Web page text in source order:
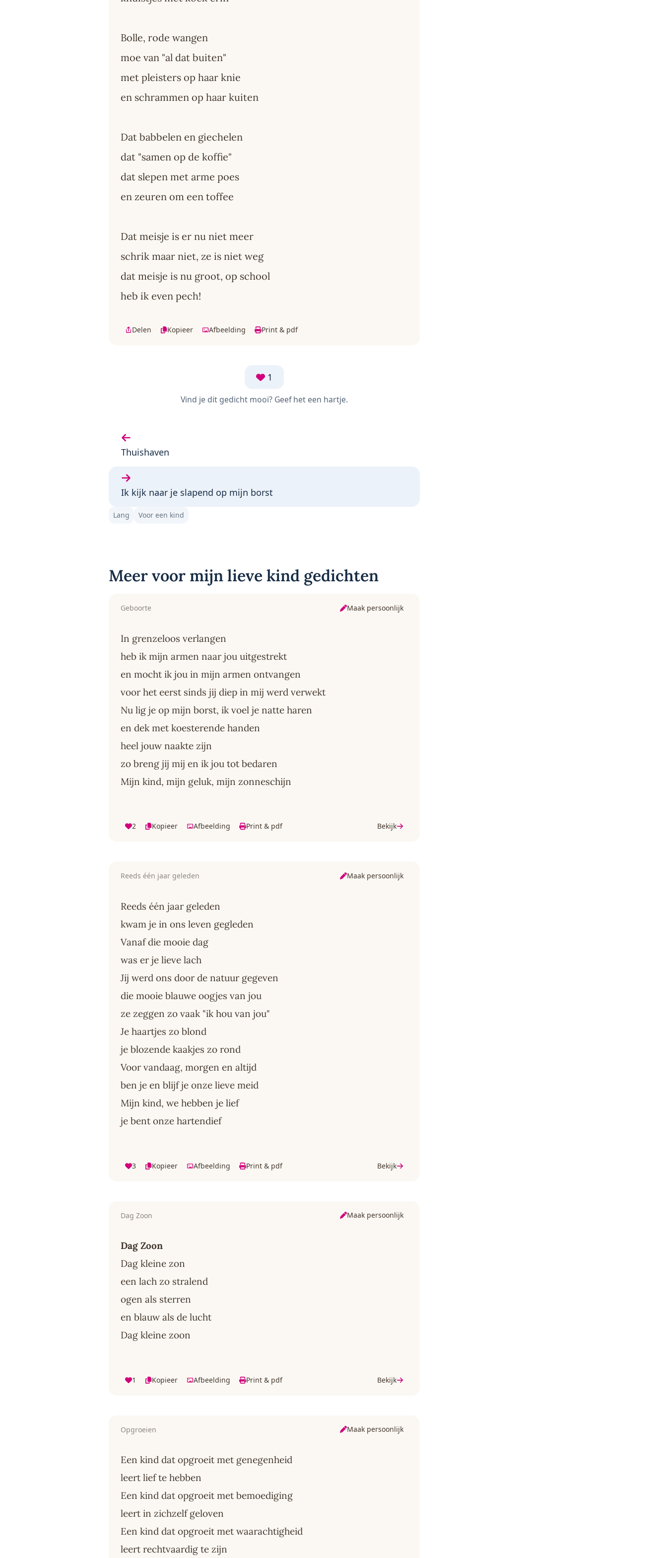
Bolle, rode wangen
moe van "al dat buiten"
met pleisters op haar knie
en schrammen op haar kuiten
Dat babbelen en giechelen
dat "samen op de koffie"
dat slepen met arme poes
en zeuren om een toffee
Dat meisje is er nu niet meer
schrik maar niet, ze is niet weg
dat meisje is nu groot, op school
heb ik even pech!
Delen Kopieer Afbeelding Print & pdf
1
Vind je dit gedicht mooi? Geef het een hartje.
Vorige gedicht:
Thuishaven
Volgende gedicht:
Ik kijk naar je slapend op mijn borst
Lang Voor een kind
Meer voor mijn lieve kind gedichten
Geboorte Maak persoonlijk
In grenzeloos verlangen
heb ik mijn armen naar jou uitgestrekt
en mocht ik jou in mijn armen ontvangen
voor het eerst sinds jij diep in mij werd verwekt
Nu lig je op mijn borst, ik voel je natte haren
en dek met koesterende handen
heel jouw naakte zijn
zo breng jij mij en ik jou tot bedaren
Mijn kind, mijn geluk, mijn zonneschijn
2 Kopieer Afbeelding Print & pdf Bekijk
Reeds één jaar geleden Maak persoonlijk
Reeds één jaar geleden
kwam je in ons leven gegleden
Vanaf die mooie dag
was er je lieve lach
Jij werd ons door de natuur gegeven
die mooie blauwe oogjes van jou
ze zeggen zo vaak "ik hou van jou"
Je haartjes zo blond
je blozende kaakjes zo rond
Voor vandaag, morgen en altijd
ben je en blijf je onze lieve meid
Mijn kind, we hebben je lief
je bent onze hartendief
3 Kopieer Afbeelding Print & pdf Bekijk
Dag Zoon Maak persoonlijk
Dag Zoon
Dag kleine zon
een lach zo stralend
ogen als sterren
en blauw als de lucht
Dag kleine zoon
1 Kopieer Afbeelding Print & pdf Bekijk
Opgroeien Maak persoonlijk
Een kind dat opgroeit met genegenheid
leert lief te hebben
Een kind dat opgroeit met bemoediging
leert in zichzelf geloven
Een kind dat opgroeit met waarachtigheid
leert rechtvaardig te zijn